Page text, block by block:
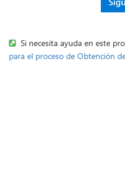
Si necesita ayuda en este
para el proceso de Obtención